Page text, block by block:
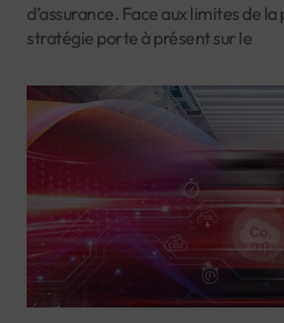
d’assurance. Face aux limites de
stratégie porte à présent sur le